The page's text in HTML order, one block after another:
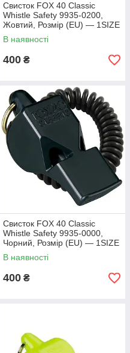
Свисток FOX 40 Classic
Whistle Safety 9935-0200,
Жовтий, Розмір (EU) — 1SIZE
В наявності
400 ₴
Свисток FOX 40 Classic
Whistle Safety 9935-0000,
Чорний, Розмір (EU) — 1SIZE
В наявності
400 ₴